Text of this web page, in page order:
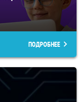
ПОДРОБНЕЕ